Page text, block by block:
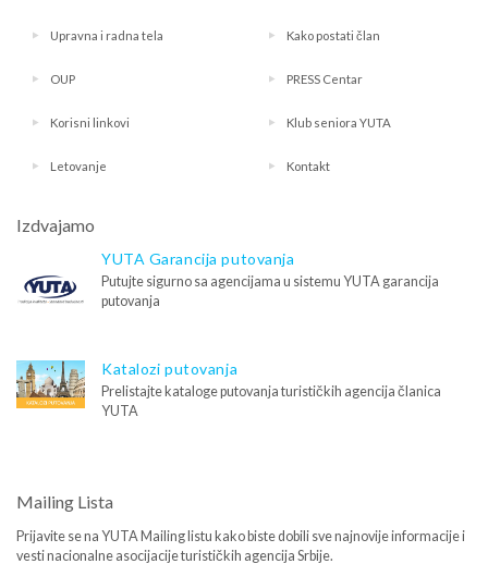
Upravna i radna tela Kako postati član
OUP PRESS Centar
Korisni linkovi Klub seniora YUTA
Letovanje Kontakt
Izdvajamo
YUTA Garancija putovanja
Putujte sigurno sa agencijama u sistemu YUTA garancija
putovanja
Katalozi putovanja
Prelistajte kataloge putovanja turističkih agencija članica
YUTA
Mailing Lista
Prijavite se na YUTA Mailing listu kako biste dobili sve najnovije informacije i
vesti nacionalne asocijacije turističkih agencija Srbije.